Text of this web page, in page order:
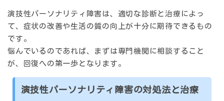
演技性パーソナリティ障害は、 適切な診断と治療によっ
て、症状の改善や生活の質の向上が十分に期待できる もの
です。
悩んでいるのであれば、まずは専門機関に相談すること
が、回復への第一歩となります。
演技性パーソナリティ障害の対処法と治療